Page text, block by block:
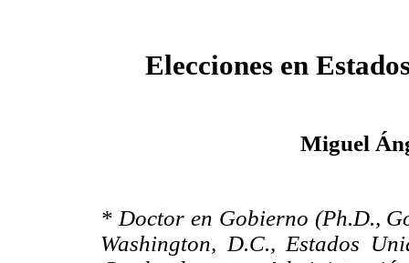
Elecciones en
Miguel
* Doctor en Gobierno (Ph.D.,
Washington, D.C., Estados